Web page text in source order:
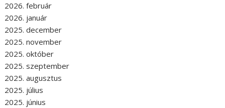
2026. február
2026. január
2025. december
2025. november
2025. október
2025. szeptember
2025. augusztus
2025. július
2025. június